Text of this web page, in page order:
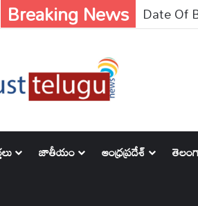
Breaking News Trump :
జాతీయం ఆంధ్రప్రదేశ్
Article